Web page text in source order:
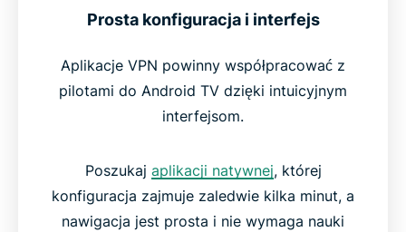
Prosta konfiguracja i interfejs
Aplikacje VPN powinny współpracować z
pilotami do Android TV dzięki intuicyjnym
interfejsom.
Poszukaj aplikacji natywnej, której
konfiguracja zajmuje zaledwie kilka minut, a
nawigacja jest prosta i nie wymaga nauki